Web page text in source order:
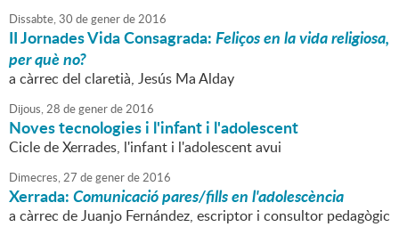
Dissabte,30 degenerde2016
II Jornades Vida Consagrada:Feliços en la vida religiosa,
per què no?
a càrrec del claretià, Jesús Ma Alday
Dijous,28 degenerde2016
Noves tecnologies i l'infant i l'adolescent
Cicle de Xerrades, l'infant i l'adolescent avui
Dimecres,27 degenerde2016
Xerrada:Comunicació pares/fills en l'adolescència
a càrrec de Juanjo Fernández, escriptor i consultor pedagògic